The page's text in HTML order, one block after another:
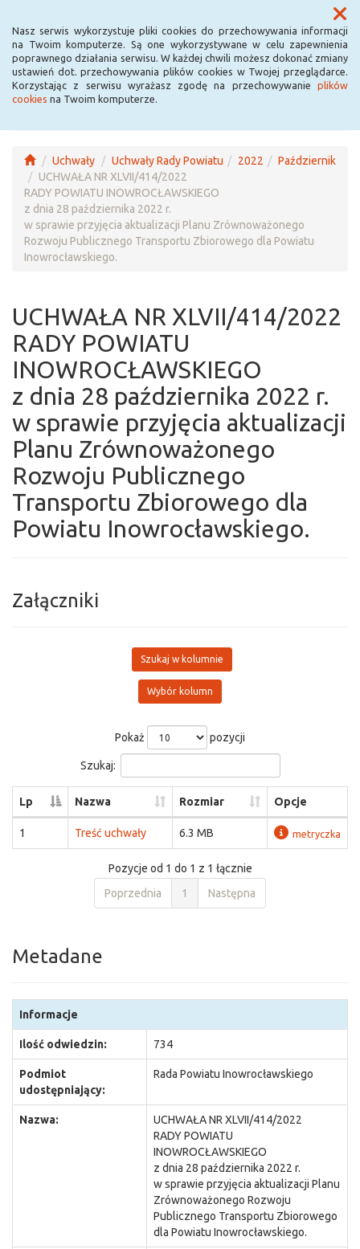
Nasz serwis wykorzystuje pliki cookies do przechowywania informacji
na Twoim komputerze. Są one wykorzystywane w celu zapewnienia
poprawnego działania serwisu. W każdej chwili możesz dokonać zmiany
ustawień dot. przechowywania plików cookies w Twojej przeglądarce.
Korzystając z serwisu wyrażasz zgodę na przechowywanie plików
cookies na Twoim komputerze.
Menu
Uchwały Uchwały Rady Powiatu 2022
Październik
UCHWAŁA NR XLVII/414/2022
RADY POWIATU INOWROCŁAWSKIEGO
z dnia 28 października 2022 r.
w sprawie przyjęcia aktualizacji Planu Zrównoważonego
Rozwoju Publicznego Transportu Zbiorowego dla Powiatu
Inowrocławskiego.
UCHWAŁA NR XLVII/414/2022
RADY POWIATU
INOWROCŁAWSKIEGO
z dnia 28 października 2022 r.
w sprawie przyjęcia aktualizacji
Planu Zrównoważonego
Rozwoju Publicznego
Transportu Zbiorowego dla
Powiatu Inowrocławskiego.
Załączniki
Szukaj w kolumnie
Wybór kolumn
Pokaż pozycji
Szukaj:
Lp Nazwa Rozmiar Opcje
1 Treść uchwały 6.3 MB metryczka
Pozycje od 1 do 1 z 1 łącznie
Poprzednia
1 Następna
Metadane
Informacje
Ilość odwiedzin: 734
Podmiot
udostępniający:
Rada Powiatu Inowrocławskiego
Nazwa:
UCHWAŁA NR XLVII/414/2022
RADY POWIATU
INOWROCŁAWSKIEGO
z dnia 28 października 2022 r.
w sprawie przyjęcia aktualizacji Planu
Zrównoważonego Rozwoju
Publicznego Transportu Zbiorowego
dla Powiatu Inowrocławskiego.